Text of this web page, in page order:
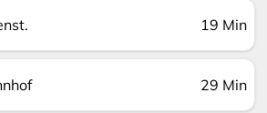
19 Min
28 Min